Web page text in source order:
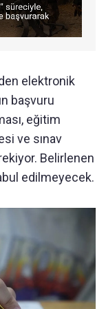
elektronik
başvuru
eğitim
ve sınav
Belirlenen
edilmeyecek.